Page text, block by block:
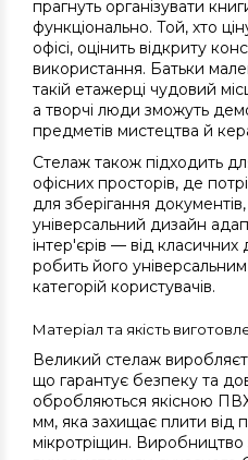
прагнуть організувати
функціонально. Той, хто
офісі, оцінить відкриту
використання. Батьки
такій етажерці чудовий
а творчі люди зможуть
предметів мистецтва й
Стелаж також підходить
офісних просторів, де
для зберігання
універсальний дизайн
інтер'єрів — від класичних
робить його
категорій користувачів.
Матеріал та якість
Великий стелаж
що гарантує безпеку та
обробляються якісною
мм, яка захищає плити від
мікротріщин. Виробництво